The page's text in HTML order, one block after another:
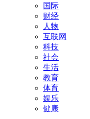
国际
财经
人物
互联网
科技
社会
生活
教育
体育
娱乐
健康